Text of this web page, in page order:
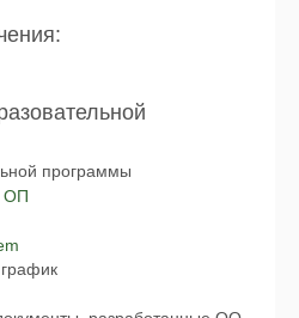
программы
ОП